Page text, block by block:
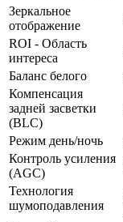
Зеркальное
отображение
ROI - Область
интереса
Баланс белого
Компенсация
задней засветки
(BLC)
Режим день/ночь
Контроль усиления
(AGC)
Технология
шумоподавления